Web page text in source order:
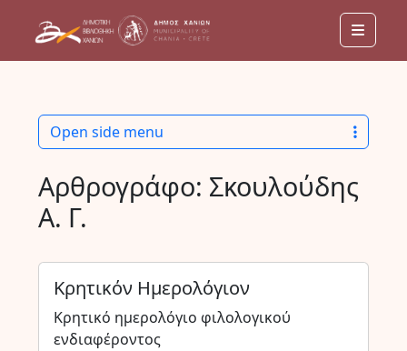
Menu
Αρθρογράφο: Σκουλούδης
Α. Γ.
Κρητικόν Ημερολόγιον
Κρητικό ημερολόγιο φιλολογικού
ενδιαφέροντος
Open side menu